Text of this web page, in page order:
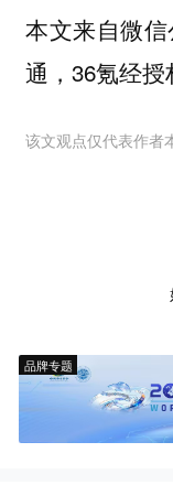
本文来自微
通，36氪经授
该文观点仅代表作者
品牌专题